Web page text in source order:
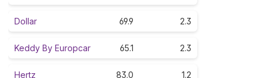
Dollar 69.9 2.3
Keddy By Europcar 65.1 2.3
Hertz 83.0 1.2